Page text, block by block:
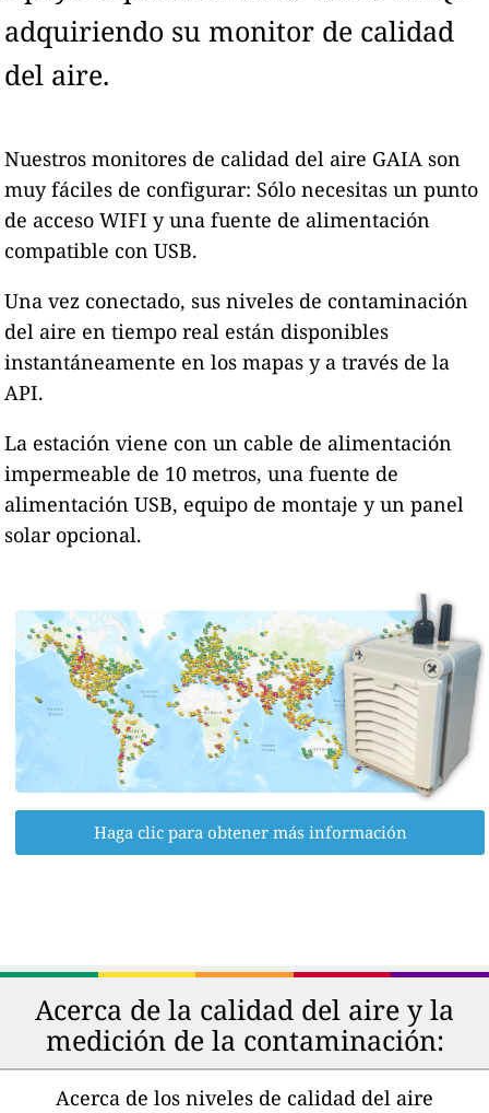
adquiriendo su monitor de calidad
del aire.
Nuestros monitores de calidad del aire GAIA son
muy fáciles de configurar: Sólo necesitas un punto
de acceso WIFI y una fuente de alimentación
compatible con USB.
Una vez conectado, sus niveles de contaminación
del aire en tiempo real están disponibles
instantáneamente en los mapas y a través de la
API.
La estación viene con un cable de alimentación
impermeable de 10 metros, una fuente de
alimentación USB, equipo de montaje y un panel
solar opcional.
Haga clic para obtener más información
Acerca de la calidad del aire y la
medición de la contaminación:
Acerca de los niveles de calidad del aire